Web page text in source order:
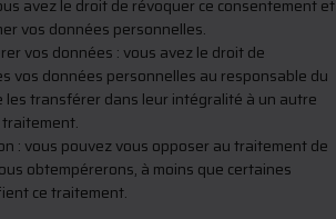
avez le droit de révoquer ce consentement et
vos données personnelles.
vos données : vous avez le droit de
vos données personnelles au responsable du
transférer dans leur intégralité à un autre
: vous pouvez vous opposer au traitement de
obtempérerons, à moins que certaines
ce traitement.